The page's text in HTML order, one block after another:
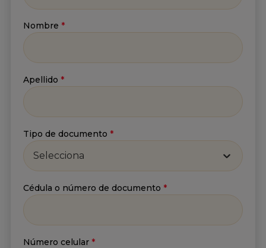
Apellido
Correo
He leído y acepto
información
Enviar
Nombre *
Apellido *
Tipo de documento *
Selecciona
Cédula o número de documento *
Número celular *